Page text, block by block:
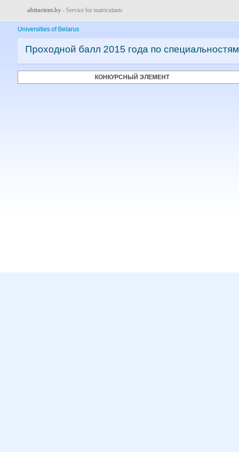
abiturient.by - Service for matriculants
Universities of Belarus
Проходной балл 2015 года по специальностям
КОНКУРСНЫЙ ЭЛЕМЕНТ